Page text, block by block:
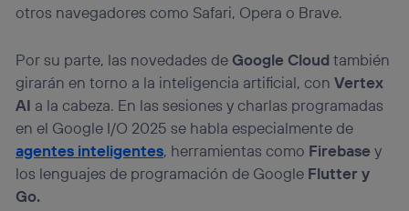
otros navegadores como Safari, Opera o Brave.
Por su parte, las novedades de Google Cloudtambién
girarán en torno a la inteligencia artificial, conVertex
AI a la cabeza. En las sesiones y charlas programadas
en el Google I/O 2025 se habla especialmente de
agentes inteligentes, herramientas como Firebasey
los lenguajes de programación de Google Flutter y
Go.